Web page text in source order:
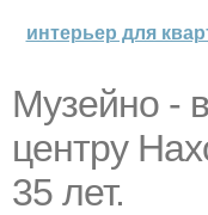
интерьер для
Музейно -
центру
35 лет.